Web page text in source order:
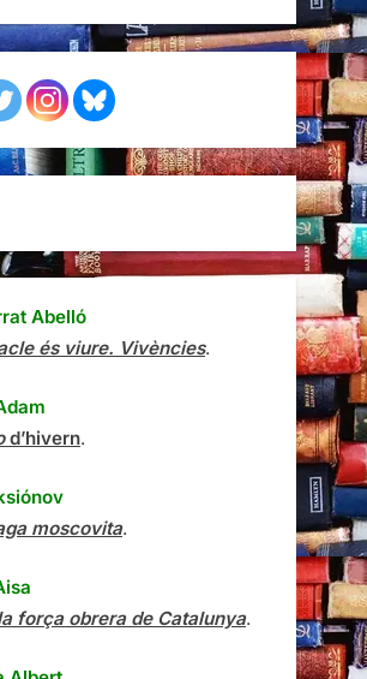
Abelló
és viure. Vivències.
d’hivern.
moscovita.
força obrera de Catalunya.